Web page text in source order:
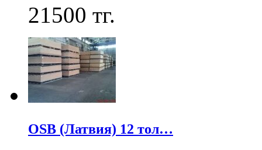
21500 тг.
OSB (Латвия) 12 тол…